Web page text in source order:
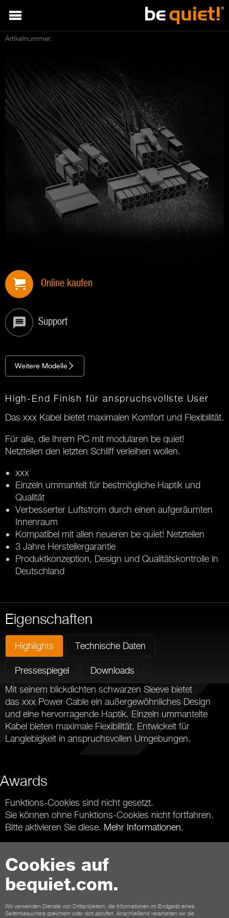
Cookies auf
bequiet.com.
Wir verwenden Dienste von Drittanbietern, die Informationen im Endgerät eines
Seitenbesuchers speichern oder dort abrufen. Anschließend verarbeiten wir die
Artikelnummer:
Online kaufen
Support
Weitere Modelle
High-End Finish für anspruchsvollste User
Das xxx Kabel bietet maximalen Komfort und Flexibilität.
Für alle, die Ihrem PC mit modularen be quiet!
Netzteilen den letzten Schliff verleihen wollen.
xxx
Einzeln ummantelt für bestmögliche Haptik und
Qualität
Verbesserter Luftstrom durch einen aufgeräumten
Innenraum
Kompatibel mit allen neueren be quiet! Netzteilen
3 Jahre Herstellergarantie
Produktkonzeption, Design und Qualitätskontrolle in
Deutschland
Eigenschaften
Highlights Technische Daten
Pressespiegel
Downloads
Mit seinem blickdichten schwarzen Sleeve bietet
das xxx Power Cable ein außergewöhnliches Design
und eine hervorragende Haptik. Einzeln ummantelte
Kabel bieten maximale Flexibilität. Entwickelt für
Langlebigkeit in anspruchsvollen Umgebungen.
Awards
Funktions-Cookies sind nicht gesetzt.
Sie können ohne Funktions-Cookies nicht fortfahren.
Bitte aktivieren Sie diese. Mehr Informationen.
Kontakt
AGB Datenschutz Cookies Impressum